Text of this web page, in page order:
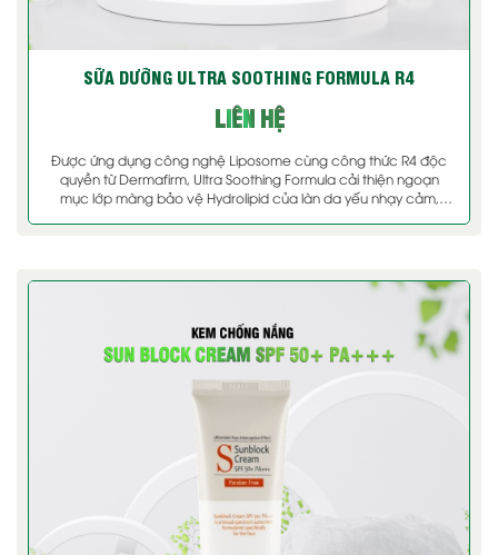
SỮA DƯỠNG ULTRA SOOTHING FORMULA R4
LIÊN HỆ
Được ứng dụng công nghệ Liposome cùng công thức R4 độc
quyền từ Dermafirm, Ultra Soothing Formula cải thiện ngoạn
mục lớp màng bảo vệ Hydrolipid của làn da yếu nhạy cảm,